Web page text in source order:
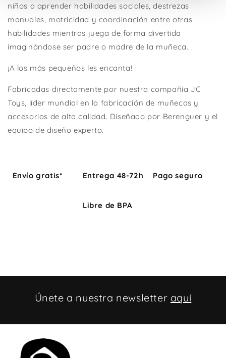
niños a aprender habilidades sociales, destrezas
manuales, motricidad y coordinación entre otras
habilidades mientras juega de forma divertida
imaginándose ser padre o madre de la muñeca.
¡A los más pequeños les encanta!
Fabricadas directamente por nuestra compañía JC
Toys, líder mundial en la fabricación de muñecas y
accesorios de alta calidad. Diseñado por Berenguer y el
equipo de diseño experto.
Envío gratis* Entrega 48-72h Pago seguro
Libre de BPA
Únete a nuestra newsletter aquí